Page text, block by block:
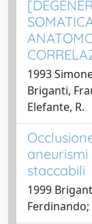
1993
Briganti,
Elefante, R.
staccabili
1999
Ferdinando;